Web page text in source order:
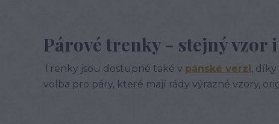
Párové trenky - stejný vzor
Trenky jsou dostupné také v pánské verzi,
volba pro páry, které mají rády výrazné vzory,